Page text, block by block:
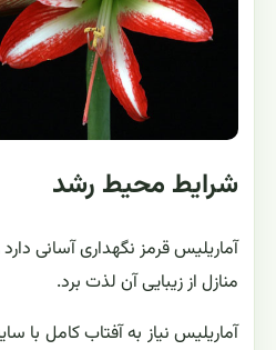
شرایط محیط رشد
آماریلیس قرمز نگهداری آسانی
منازل از زیبایی آن لذت برد.
آماریلیس نیاز به آفتاب کامل با